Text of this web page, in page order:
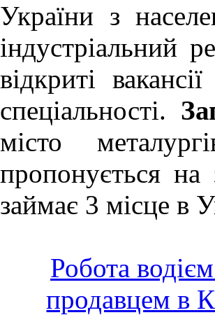
України з
індустріальний
відкриті
спеціальності.
місто
пропонується
займає 3 місце в
Робота
продавцем в